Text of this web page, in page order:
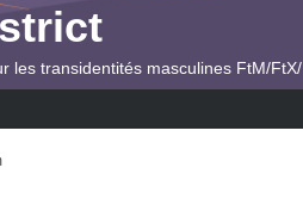
les transidentités masculines FtM/